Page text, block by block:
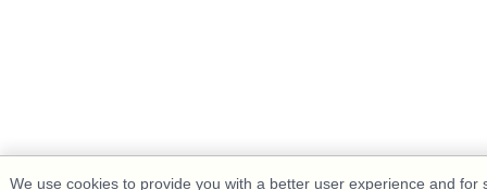
We use cookies to provide you with a better user experience and